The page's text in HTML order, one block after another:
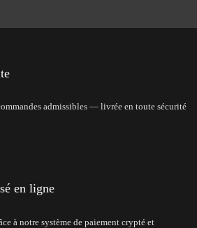
admissibles — livrée en toute sécurité
en ligne
à notre système de paiement crypté et